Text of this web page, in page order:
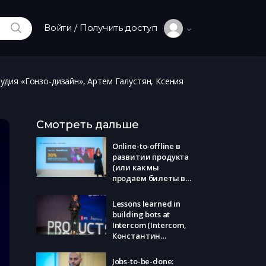
ИСКАТЬВойти / Получить доступ
«Гонзо-дизайн», Артем Галустян, Ксения
Смотреть дальше
Online-to-offline в
развитии продукта
(или как мы
продаем билеты в
Мария Сорокина)
Lessons learned in
building bots at
Intercom (Intercom,
Константин
Jobs-to-be-done: